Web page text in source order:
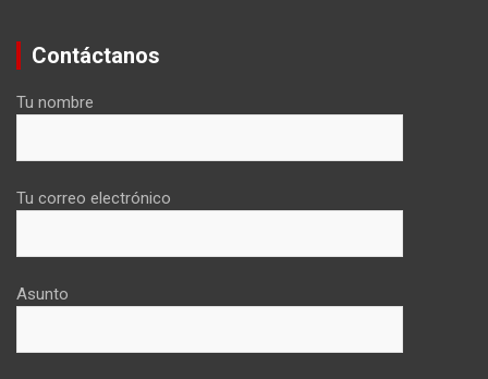
Contáctanos
Tu nombre
Tu correo electrónico
Asunto